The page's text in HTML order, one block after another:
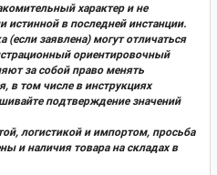
характер и не
истинной в последней инстанции.
заявлена) могут отличаться
ориентировочный
за собой право менять
в том числе в инструкциях
подтверждение значений
логистикой и импортом, просьба
и наличия товара на складах в